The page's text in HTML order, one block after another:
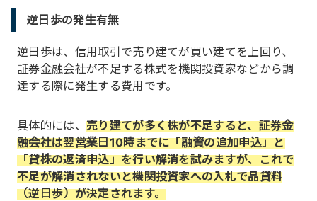
逆日歩の発生有無
逆日歩は、信用取引で売り建てが買い建てを上回り、
証券金融会社が不足する株式を機関投資家などから調
達する際に発生する費用です。
具体的には、 売り建てが多く株が不足すると、証券金
融会社は翌営業日10時までに「融資の追加申込」と
「貸株の返済申込」を行い解消を試みますが、これで
不足が解消されないと機関投資家への入札で品貸料
（逆日歩）が決定されます。